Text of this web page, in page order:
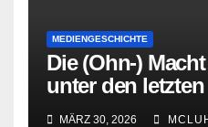
MEDIENGESCHICHTE
Die (Ohn-)
unter den letzten
MÄRZ 30, 2026